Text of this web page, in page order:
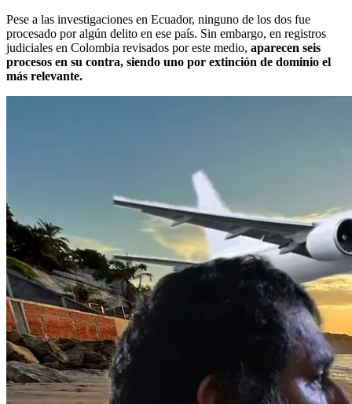
Pese a las investigaciones en Ecuador, ninguno de los dos fue
procesado por algún delito en ese país. Sin embargo, en registros
judiciales en Colombia revisados por este medio, aparecen seis
procesos en su contra, siendo uno por extinción de dominio el
más relevante.